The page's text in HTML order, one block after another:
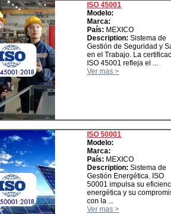
ISO 45001
Modelo:
Marca:
País: MEXICO
Description: Sistema de
Gestión de Seguridad y
en el Trabajo. La
ISO 45001 refleja el ...
Ver mas >
ISO 50001
Modelo:
Marca:
País: MEXICO
Description: Sistema de
Gestión Energética. ISO
50001 impulsa su
energética y su
con la ...
Ver mas >